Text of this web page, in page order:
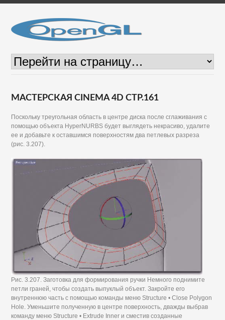
МАСТЕРСКАЯ CINEMA 4D СТР.161
Поскольку треугольная область в центре диска после сглаживания с
помощью объекта HyperNURBS будет выглядеть некрасиво, удалите
ее и добавьте к оставшимся поверхностям два петлевых разреза
(рис. 3.207).
Рис. 3.207. Заготовка для формирования ручки Немного поднимите
петли граней, чтобы создать выпуклый объект. Закройте его
внутреннюю часть с помощью команды меню Structure • Close Polygon
Hole. Уменьшите полученную в центре поверхность, дважды выбрав
команду меню Structure • Extrude Inner и сместив созданные